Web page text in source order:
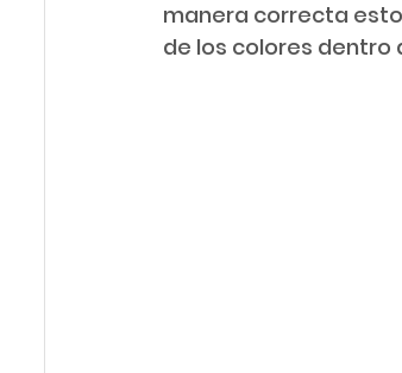
manera correcta
de los colores dentro